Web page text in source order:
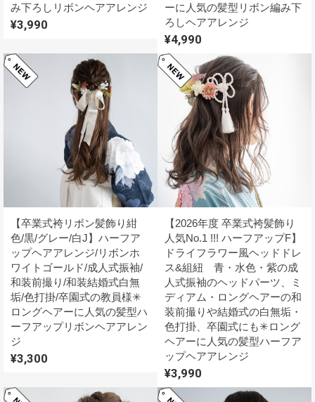
み下ろしリボンヘアアレンジ
¥3,990
ーに人気の髪型リボン編み下
ろしヘアアレンジ
¥4,990
【卒業式袴リボン髪飾り紺
色/黒/グレー/白J】ハーフア
ップヘアアレンジ/リボンホ
ワイトゴールド/成人式振袖/
和装前撮り/和装結婚式白無
垢/色打掛/卒園式の教員様✳︎
ロングヘアーに人気の髪型ハ
ーフアップリボンヘアアレン
ジ
¥3,300
【2026年度 卒業式袴髪飾り
人気No.1 !!! ハーフアップF】
ドライフラワー風ヘッドドレ
ス&組紐 青・水色・紫の成
人式振袖のヘッドパーツ、ミ
ディアム・ロングヘアーの和
装前撮りや結婚式の白無垢・
色打掛、卒園式にも✳︎ロング
ヘアーに人気の髪型ハーフア
ップヘアアレンジ
¥3,990